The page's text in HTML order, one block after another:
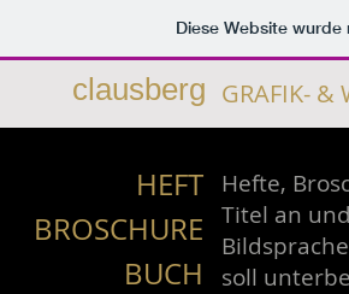
Diese Website
clausberg GRAFIK- &
HEFT
BROSCHURE
BUCH
Hefte,
Titel an
soll